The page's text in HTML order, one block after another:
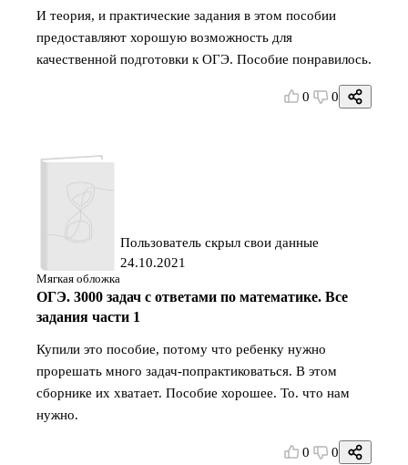
И теория, и практические задания в этом пособии
предоставляют хорошую возможность для
качественной подготовки к ОГЭ. Пособие понравилось.
0 0
Мягкая обложка
Пользователь скрыл свои данные
24.10.2021
ОГЭ. 3000 задач с ответами по математике. Все
задания части 1
Купили это пособие, потому что ребенку нужно
прорешать много задач-попрактиковаться. В этом
сборнике их хватает. Пособие хорошее. То. что нам
нужно.
0 0